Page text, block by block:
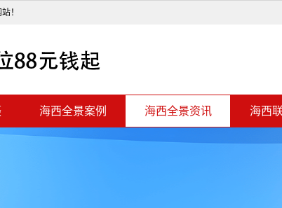
！
海西全景案例 海西全景资讯 海西